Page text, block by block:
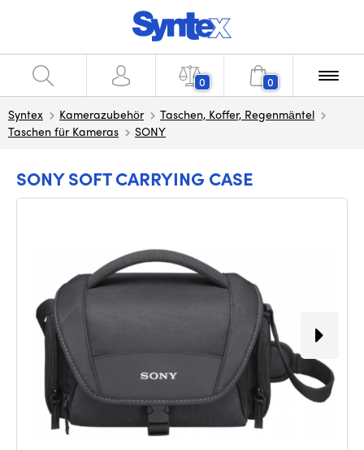
0 0
Syntex Kamerazubehör
Taschen, Koffer, Regenmäntel
Taschen für Kameras
SONY
SONY SOFT CARRYING CASE